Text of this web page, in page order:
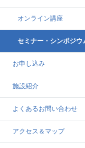
オンライン講座
セミナー・シンポジウ
お申し込み
施設紹介
よくあるお問い合わせ
アクセス＆マップ